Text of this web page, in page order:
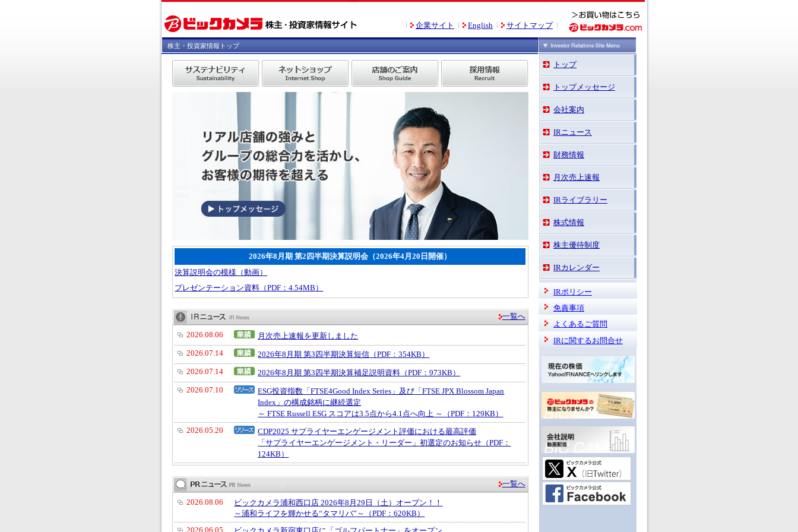
企業サイト English サイトマップ
株主・投資家情報トップ
2026年8月期 第2四半期決算説明会（2026年4月20日開催）
決算説明会の模様（動画）
プレゼンテーション資料（PDF：4.54MB）
一覧へ
2026.08.06
月次売上速報を更新しました
2026.07.14
2026年8月期 第3四半期決算短信（PDF：354KB）
2026.07.14
2026年8月期 第3四半期決算補足説明資料（PDF：973KB）
2026.07.10
ESG投資指数「FTSE4Good Index Series」及び「FTSE JPX Blossom Japan
Index」の構成銘柄に継続選定
～ FTSE Russell ESG スコアは3.5点から4.1点へ向上 ～（PDF：129KB）
2026.05.20
CDP2025 サプライヤーエンゲージメント評価における最高評価
「サプライヤーエンゲージメント・リーダー」初選定のお知らせ（PDF：
124KB）
一覧へ
2026.08.06
ビックカメラ浦和西口店 2026年8月29日（土）オープン！！
～浦和ライフを輝かせる“タマリバ”～（PDF：620KB）
2026.06.05
トップ
トップメッセージ
会社案内
IRニュース
財務情報
月次売上速報
IRライブラリー
株式情報
株主優待制度
IRカレンダー
IRポリシー
免責事項
よくあるご質問
IRに関するお問合せ